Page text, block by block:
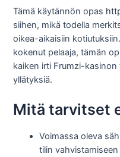
Tämä käytännön opas
siihen, mikä todella
oikea-aikaisiin
kokenut pelaaja, tämän
kaiken irti Frumzi-
yllätyksiä.
Mitä tarvitset
Voimassa oleva
tilin